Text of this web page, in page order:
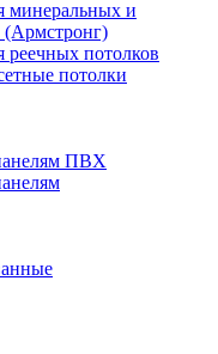
минеральных и
(Армстронг)
потолков
потолки
ПВХ